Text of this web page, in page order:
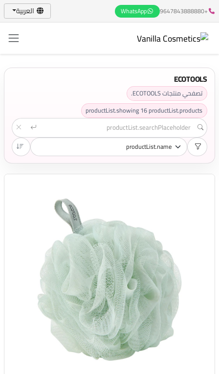
+9647843888880
WhatsApp العربية
ECOTOOLS
تصفحي منتجات ECOTOOLS.
productList.showing16productList.products